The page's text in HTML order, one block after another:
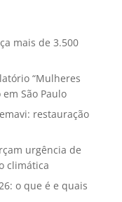
mais de 3.500
“Mulheres
São Paulo
restauração
urgência de
climática
o que é e quais